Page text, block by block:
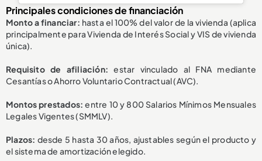
Principales condiciones de financiación
Monto a financiar: hasta el 100% del valor de la vivienda (aplica
principalmente para Vivienda de Interés Social y VIS de vivienda
única).
Requisito de afiliación:estar vinculado al FNA mediante
Cesantías o Ahorro Voluntario Contractual (AVC).
Montos prestados:entre 10 y 800 Salarios Mínimos Mensuales
Legales Vigentes (SMMLV).
Plazos: desde 5 hasta 30 años, ajustables según el producto y
el sistema de amortización elegido.